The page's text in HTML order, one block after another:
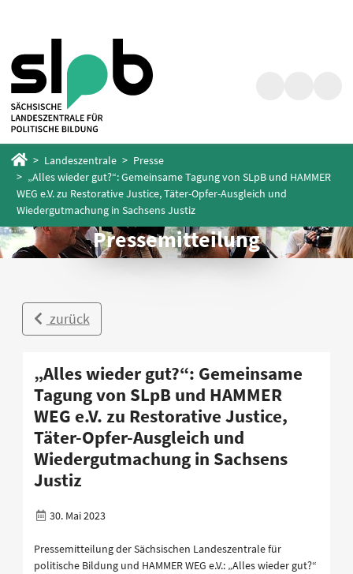
springen
springen
Startseite
Landeszentrale
Presse
„Alles wieder gut?“: Gemeinsame Tagung von SLpB und HAMMER
WEG e.V. zu Restorative Justice, Täter-Opfer-Ausgleich und
Wiedergutmachung in Sachsens Justiz
Pressemitteilung
zurück
„Alles wieder gut?“: Gemeinsame
Tagung von SLpB und HAMMER
WEG e.V. zu Restorative Justice,
Täter-Opfer-Ausgleich und
Wiedergutmachung in Sachsens
Justiz
30. Mai 2023
Pressemitteilung der Sächsischen Landeszentrale für
politische Bildung und HAMMER WEG e.V.: „Alles wieder gut?“